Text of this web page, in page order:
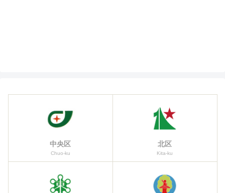
中央区
Chuo-ku
北区
Kita-ku